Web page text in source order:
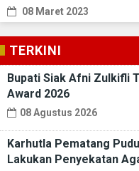
08 Maret 2023
TERKINI
Bupati Siak Afni Zulkifli
Award 2026
08 Agustus 2026
Karhutla Pematang
Lakukan Penyekatan